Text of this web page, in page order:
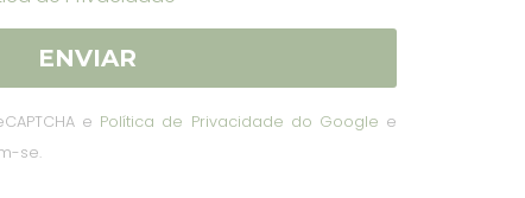
e Política de Privacidade do Google e
se.